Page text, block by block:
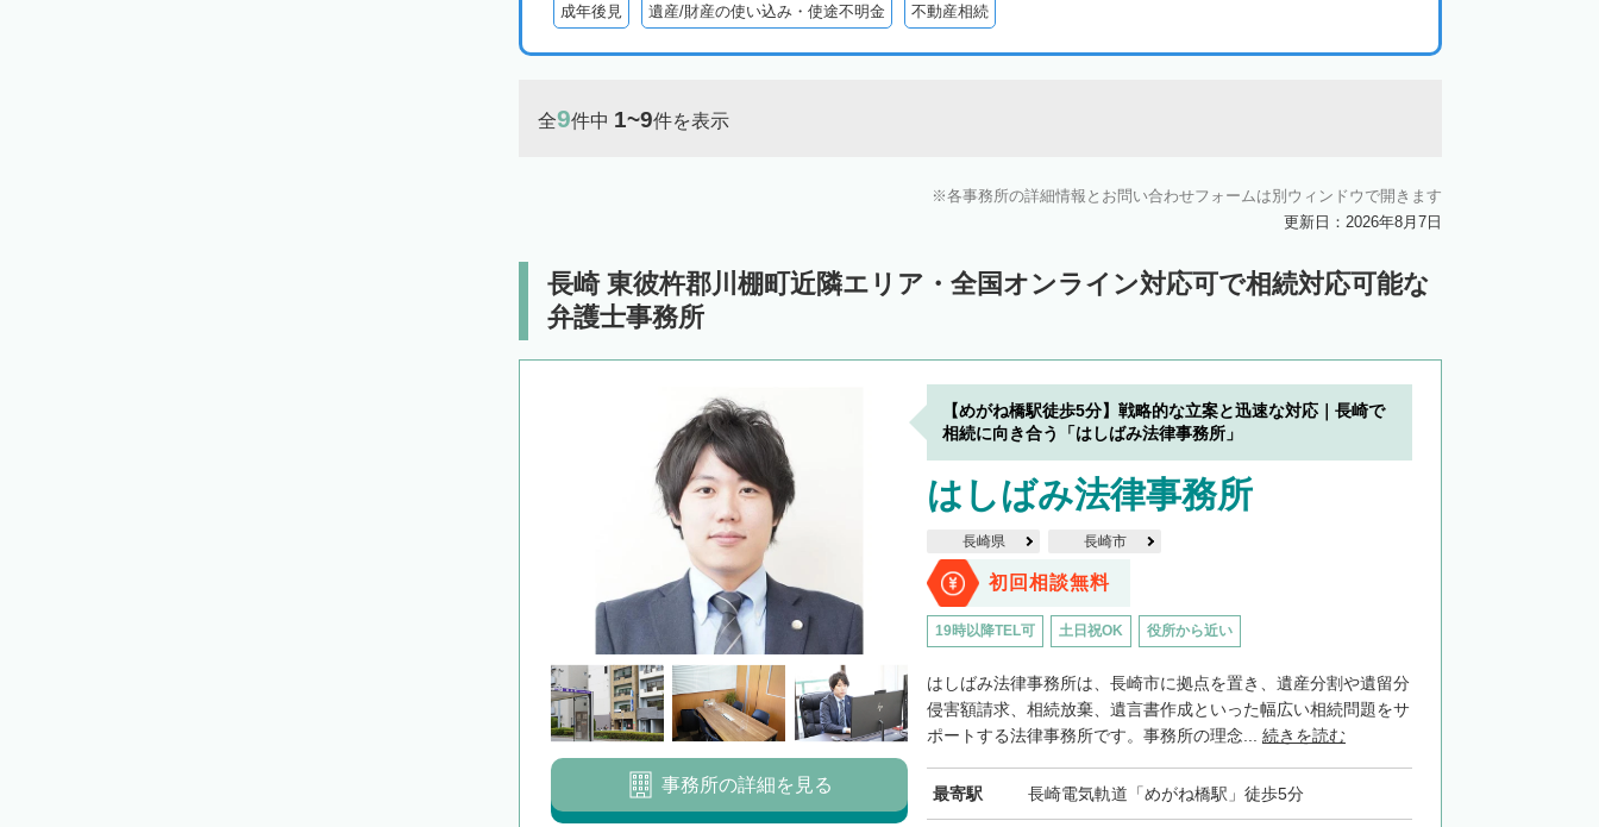
成年後見 遺産/財産の使い込み・使途不明金 不動産相続
全9件中 1~9件を表示
各事務所の詳細情報とお問い合わせフォームは別ウィンドウで開きます
更新日：2026年8月7日
長崎 東彼杵郡川棚町近隣エリア・全国オンライン対応可で相続対応可能な
弁護士事務所
【めがね橋駅徒歩5分】戦略的な立案と迅速な対応｜長崎で
相続に向き合う「はしばみ法律事務所」
はしばみ法律事務所
長崎県 長崎市
初回相談無料
19時以降TEL可 土日祝OK 役所から近い
はしばみ法律事務所は、長崎市に拠点を置き、遺産分割や遺留分
侵害額請求、相続放棄、遺言書作成といった幅広い相続問題をサ
ポートする法律事務所です。事務所の理念... 続きを読む
最寄駅 長崎電気軌道「めがね橋駅」徒歩5分
事務所の詳細を見る